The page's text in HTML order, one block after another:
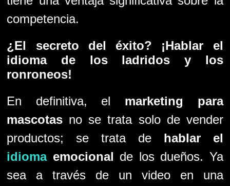
competencia.
¿El secreto del éxito? ¡Hablar el
idioma de los ladridos y los
ronroneos!
En definitiva, el marketing para
mascotas no se trata solo de vender
productos; se trata de hablar el
idiomaemocional de los dueños. Ya
sea a través de un video en una